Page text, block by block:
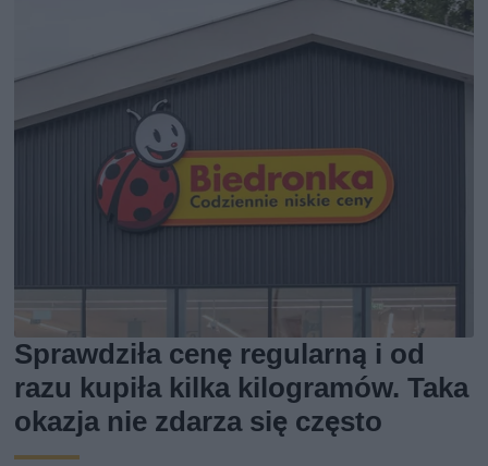
Sprawdziła cenę regularną i od
razu kupiła kilka kilogramów. Taka
okazja nie zdarza się często